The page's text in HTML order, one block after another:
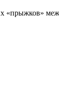
«прыжков»